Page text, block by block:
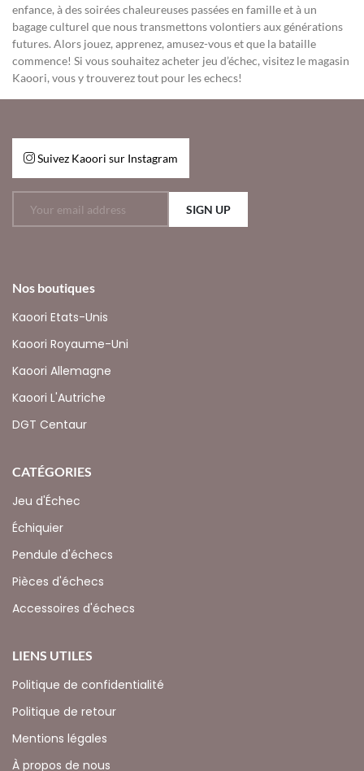
enfance, à des soirées chaleureuses passées en famille et à un
bagage culturel que nous transmettons volontiers aux générations
futures. Alors jouez, apprenez, amusez-vous et que la bataille
commence! Si vous souhaitez acheter jeu d’échec, visitez le magasin
Kaoori, vous y trouverez tout pour les echecs!
Suivez Kaoori sur Instagram
SIGN UP
Nos boutiques
Kaoori Etats-Unis
Kaoori Royaume-Uni
Kaoori Allemagne
Kaoori L'Autriche
DGT Centaur
CATÉGORIES
Jeu d'Échec
Échiquier
Pendule d'échecs
Pièces d'échecs
Accessoires d'échecs
LIENS UTILES
Politique de confidentialité
Politique de retour
Mentions légales
À propos de nous